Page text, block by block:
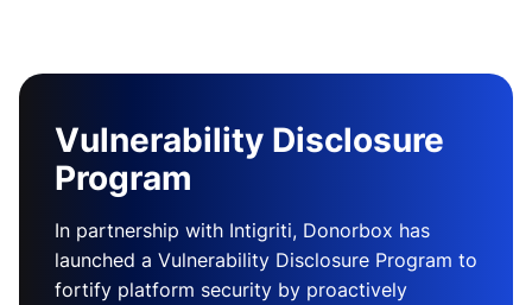
Vulnerability Disclosure
Program
In partnership with Intigriti, Donorbox has
launched a Vulnerability Disclosure Program to
fortify platform security by proactively